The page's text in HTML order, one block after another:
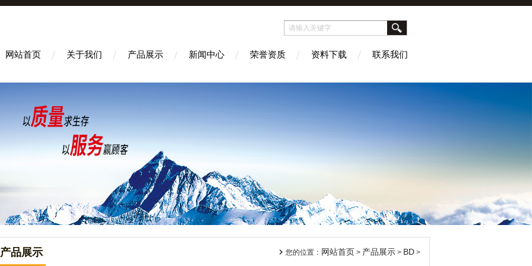
网站首页 关于我们 产品展示 新闻中心 荣誉资质 资料下载 联系我们
产品展示 您的位置： 网站首页 > 产品展示 > BD >